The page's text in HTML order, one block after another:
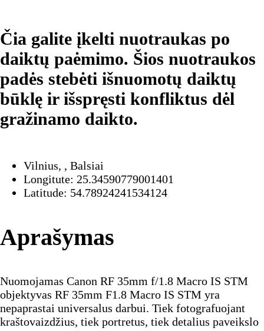
Čia galite įkelti nuotraukas po
daiktų paėmimo. Šios nuotraukos
padės stebėti išnuomotų daiktų
būklę ir išspręsti konfliktus dėl
gražinamo daikto.
Vilnius, , Balsiai
Longitute: 25.34590779001401
Latitude: 54.78924241534124
Aprašymas
Nuomojamas Canon RF 35mm f/1.8 Macro IS STM
objektyvas RF 35mm F1.8 Macro IS STM yra
nepaprastai universalus darbui. Tiek fotografuojant
kraštovaizdžius, tiek portretus, tiek detalius paveikslo